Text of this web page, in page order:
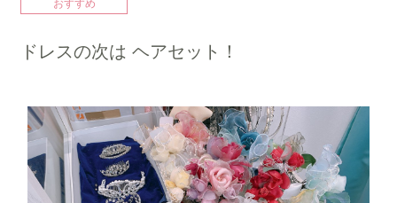
おすすめ
ドレスの次は ヘアセット！